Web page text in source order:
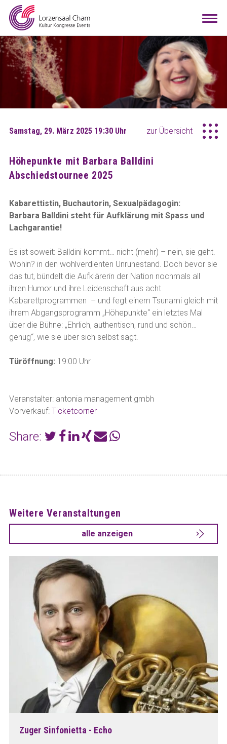
Mieten
Besuchen
Infos
Teamwork
Samstag, 29. März 2025 19:30 Uhr
zur Übersicht
Höhepunkte mit Barbara Balldini
Abschiedstournee 2025
Kabarettistin, Buchautorin, Sexualpädagogin:
Barbara Balldini steht für Aufklärung mit Spass und
Lachgarantie!
Es ist soweit: Balldini kommt… nicht (mehr) – nein, sie geht.
Wohin? in den wohlverdienten Unruhestand. Doch bevor sie
das tut, bündelt die Aufklärerin der Nation nochmals all
ihren Humor und ihre Leidenschaft aus acht
Kabarettprogrammen – und fegt einem Tsunami gleich mit
ihrem Abgangsprogramm „Höhepunkte“ ein letztes Mal
über die Bühne: „Ehrlich, authentisch, rund und schön…
genug“, wie sie über sich selbst sagt.
Türöffnung: 19:00 Uhr
Veranstalter: antonia management gmbh
Vorverkauf: Ticketcorner
Share:
Weitere Veranstaltungen
alle anzeigen
Zuger Sinfonietta - Echo